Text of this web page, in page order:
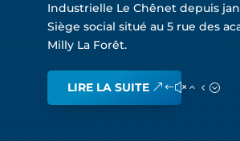
Industrielle Le Chênet depuis
Siège social situé au 5 rue des
Milly La Forêt.
LIRE LA SUITE